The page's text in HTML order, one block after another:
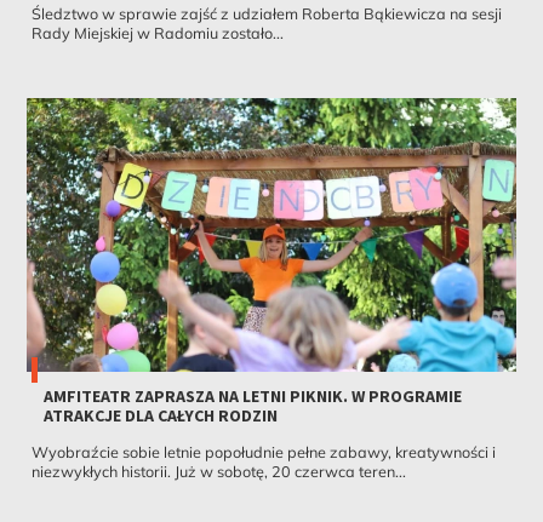
Śledztwo w sprawie zajść z udziałem Roberta Bąkiewicza na sesji
Rady Miejskiej w Radomiu zostało...
AMFITEATR ZAPRASZA NA LETNI PIKNIK. W PROGRAMIE
ATRAKCJE DLA CAŁYCH RODZIN
Wyobraźcie sobie letnie popołudnie pełne zabawy, kreatywności i
niezwykłych historii. Już w sobotę, 20 czerwca teren...